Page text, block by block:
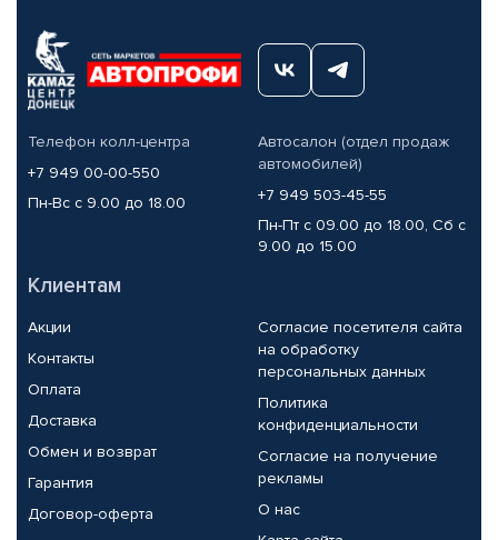
Телефон колл-центра
+7 949 00-00-550
Пн-Вс с 9.00 до 18.00
Автосалон (отдел продаж
автомобилей)
+7 949 503-45-55
Пн-Пт с 09.00 до 18.00, Сб с
9.00 до 15.00
Клиентам
Акции
Контакты
Оплата
Доставка
Обмен и возврат
Гарантия
Договор-оферта
Согласие посетителя сайта
на обработку
персональных данных
Политика
конфиденциальности
Согласие на получение
рекламы
О нас